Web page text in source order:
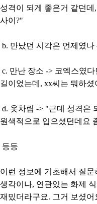
성격이 되게 좋은거 같던
사이?"
b. 만났던 시각은 언제였나
c. 만난 장소 -> 코엑스였
길이었는데, xx씨는 뭐하셨
d. 옷차림 -> "근데 성격은
원색적으로 입으셨던데요
등등
이런 정보에 기초해서 질
생각이나, 연관있는 화제
재밌더라구요. 그거 보셨